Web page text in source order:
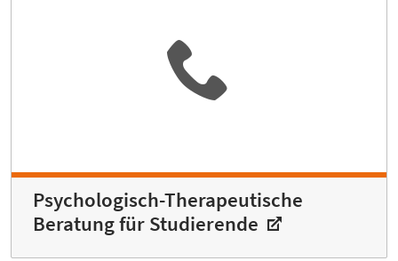
Psychologisch-Therapeutische
Beratung für Studierende